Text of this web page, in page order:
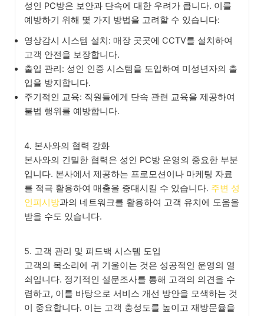
성인 PC방은 보안과 단속에 대한 우려가 큽니다. 이를
예방하기 위해 몇 가지 방법을 고려할 수 있습니다:
영상감시 시스템 설치: 매장 곳곳에 CCTV를 설치하여
고객 안전을 보장합니다.
출입 관리: 성인 인증 시스템을 도입하여 미성년자의 출
입을 방지합니다.
주기적인 교육: 직원들에게 단속 관련 교육을 제공하여
불법 행위를 예방합니다.
4. 본사와의 협력 강화
본사와의 긴밀한 협력은 성인 PC방 운영의 중요한 부분
입니다. 본사에서 제공하는 프로모션이나 마케팅 자료
를 적극 활용하여 매출을 증대시킬 수 있습니다. 주변 성
인피시방과의 네트워크를 활용하여 고객 유치에 도움을
받을 수도 있습니다.
5. 고객 관리 및 피드백 시스템 도입
고객의 목소리에 귀 기울이는 것은 성공적인 운영의 열
쇠입니다. 정기적인 설문조사를 통해 고객의 의견을 수
렴하고, 이를 바탕으로 서비스 개선 방안을 모색하는 것
이 중요합니다. 이는 고객 충성도를 높이고 재방문율을